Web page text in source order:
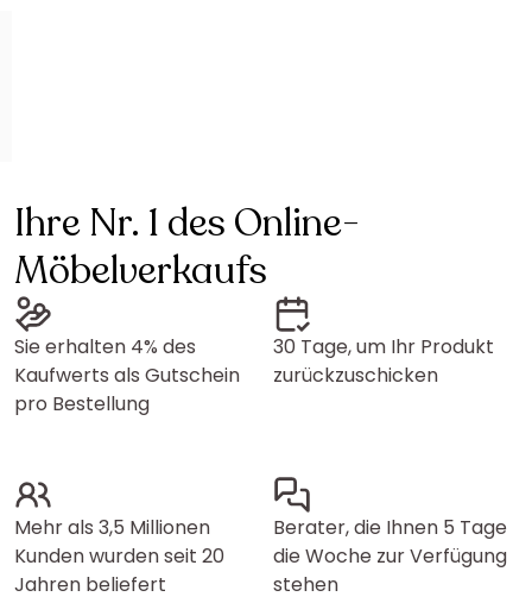
Ihre Nr. 1 des Online-
Möbelverkaufs
Sie erhalten 4% des
Kaufwerts als Gutschein
pro Bestellung
30 Tage, um Ihr Produkt
zurückzuschicken
Mehr als 3,5 Millionen
Kunden wurden seit 20
Jahren beliefert
Berater, die Ihnen 5 Tage
die Woche zur Verfügung
stehen